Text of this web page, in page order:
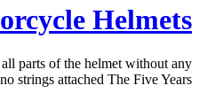
Helmets
parts of the helmet without any
attached The Five Years […]